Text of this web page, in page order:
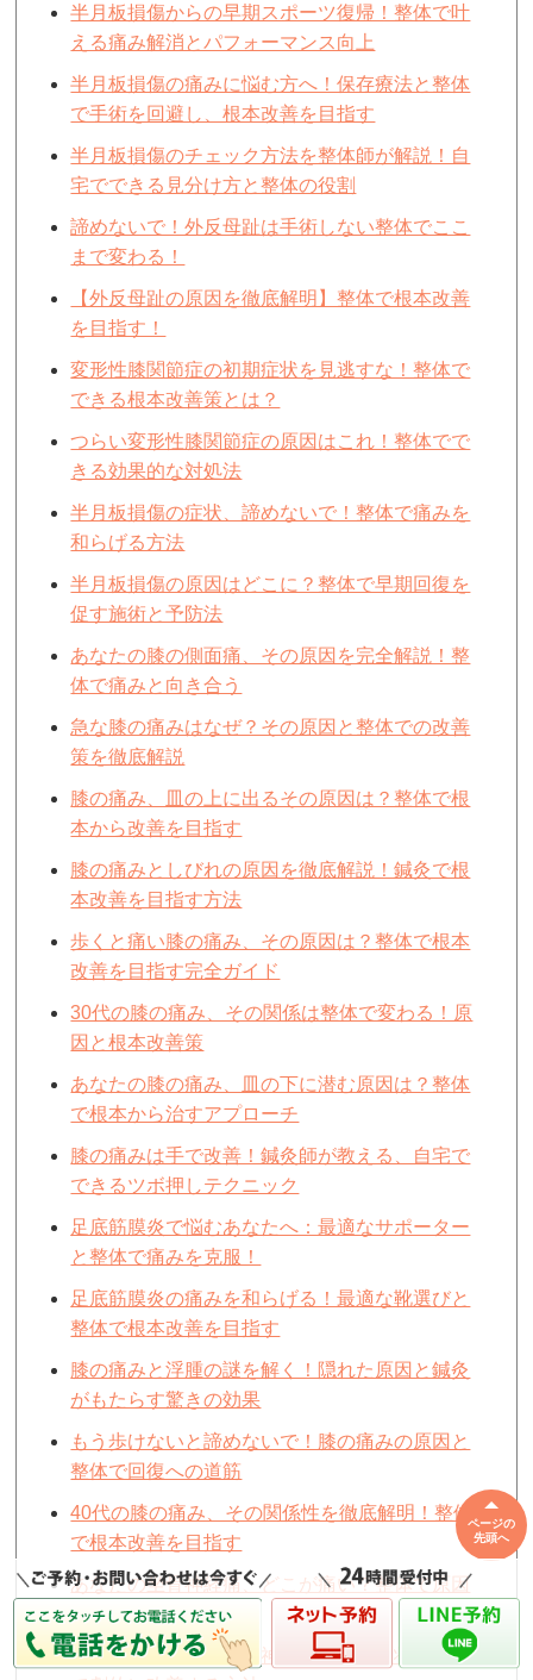
半月板損傷からの早期スポーツ復帰！整体で叶
える痛み解消とパフォーマンス向上
半月板損傷の痛みに悩む方へ！保存療法と整体
で手術を回避し、根本改善を目指す
半月板損傷のチェック方法を整体師が解説！自
宅でできる見分け方と整体の役割
諦めないで！外反母趾は手術しない整体でここ
まで変わる！
【外反母趾の原因を徹底解明】整体で根本改善
を目指す！
変形性膝関節症の初期症状を見逃すな！整体で
できる根本改善策とは？
つらい変形性膝関節症の原因はこれ！整体でで
きる効果的な対処法
半月板損傷の症状、諦めないで！整体で痛みを
和らげる方法
半月板損傷の原因はどこに？整体で早期回復を
促す施術と予防法
あなたの膝の側面痛、その原因を完全解説！整
体で痛みと向き合う
急な膝の痛みはなぜ？その原因と整体での改善
策を徹底解説
膝の痛み、皿の上に出るその原因は？整体で根
本から改善を目指す
膝の痛みとしびれの原因を徹底解説！鍼灸で根
本改善を目指す方法
歩くと痛い膝の痛み、その原因は？整体で根本
改善を目指す完全ガイド
30代の膝の痛み、その関係は整体で変わる！原
因と根本改善策
あなたの膝の痛み、皿の下に潜む原因は？整体
で根本から治すアプローチ
膝の痛みは手で改善！鍼灸師が教える、自宅で
できるツボ押しテクニック
足底筋膜炎で悩むあなたへ：最適なサポーター
と整体で痛みを克服！
足底筋膜炎の痛みを和らげる！最適な靴選びと
整体で根本改善を目指す
膝の痛みと浮腫の謎を解く！隠れた原因と鍼灸
がもたらす驚きの効果
もう歩けないと諦めないで！膝の痛みの原因と
整体で回復への道筋
40代の膝の痛み、その関係性を徹底解明！整体
で根本改善を目指す
あなたの坐骨神経痛、どこが痛い？整体で原因
を見つけ改善へ導く
もう我慢しない！坐骨神経痛の臀部症状を鍼灸
ページの
先頭へ